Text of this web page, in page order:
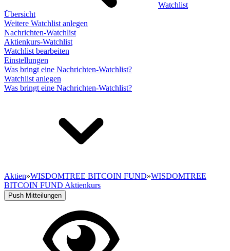
Watchlist
Übersicht
Weitere Watchlist anlegen
Nachrichten-Watchlist
Aktienkurs-Watchlist
Watchlist bearbeiten
Einstellungen
Was bringt eine Nachrichten-Watchlist?
Watchlist anlegen
Was bringt eine Nachrichten-Watchlist?
Aktien»WISDOMTREE BITCOIN FUND»WISDOMTREE
BITCOIN FUND Aktienkurs
Push Mitteilungen